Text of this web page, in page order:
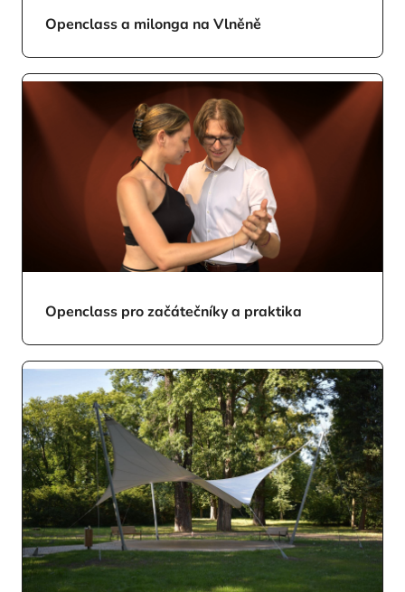
Openclass a milonga na Vlněně
Openclass pro začátečníky a praktika